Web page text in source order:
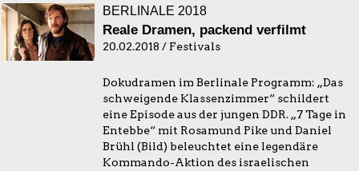
BERLINALE 2018
Reale Dramen, packend verfilmt
20.02.2018 / Festivals
Dokudramen im Berlinale Programm: „Das
schweigende Klassenzimmer“ schildert
eine Episode aus der jungen DDR. „7 Tage in
Entebbe“ mit Rosamund Pike und Daniel
Brühl (Bild) beleuchtet eine legendäre
Kommando-Aktion des israelischen